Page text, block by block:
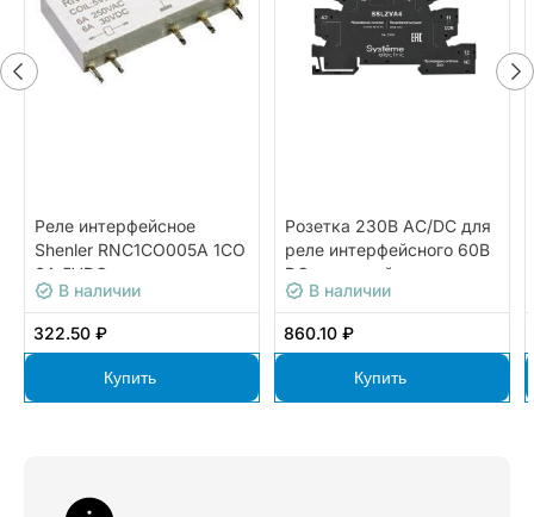
Реле интерфейсное
Shenler RNC1CO005A 1CO
6A 5VDC
В наличии
322.50 ₽
Купить
Розетка 230В AC/DC для
реле интерфейсного 60В
DC, винтовой зажим
В наличии
860.10 ₽
Купить